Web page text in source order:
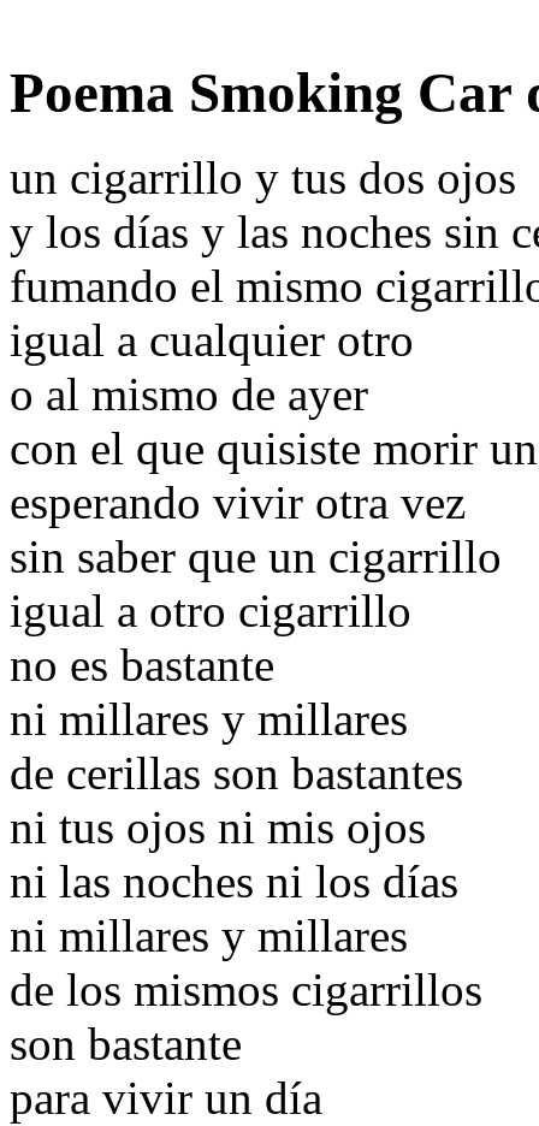
Poema Smoking Car
un cigarrillo y tus dos ojos
y los días y las noches sin
fumando el mismo
igual a cualquier otro
o al mismo de ayer
con el que quisiste morir
esperando vivir otra vez
sin saber que un cigarrillo
igual a otro cigarrillo
no es bastante
ni millares y millares
de cerillas son bastantes
ni tus ojos ni mis ojos
ni las noches ni los días
ni millares y millares
de los mismos cigarrillos
son bastante
para vivir un día